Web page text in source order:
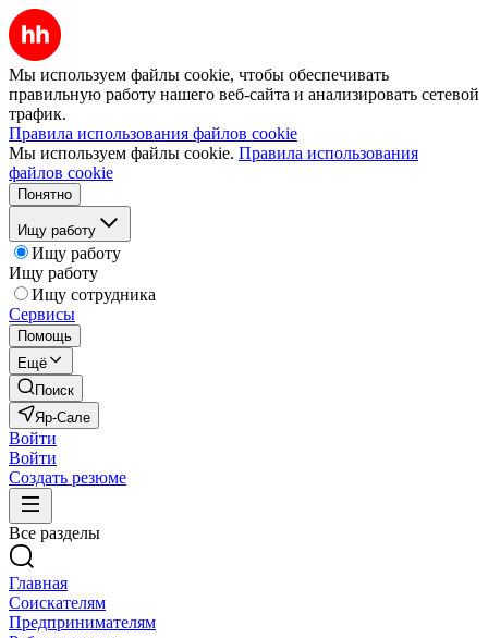
Мы используем файлы cookie, чтобы обеспечивать
правильную работу нашего веб-сайта и анализировать сетевой
трафик.
Правила использования файлов cookie
Мы используем файлы cookie. Правила использования
файлов cookie
Понятно
Ищу работу
Ищу работу
Ищу работу
Ищу сотрудника
Сервисы
Помощь
Ещё
Поиск
Яр-Сале
Войти
Войти
Создать резюме
Все разделы
Главная
Соискателям
Предпринимателям